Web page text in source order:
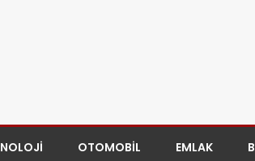
OTOMOBIL EMLAK